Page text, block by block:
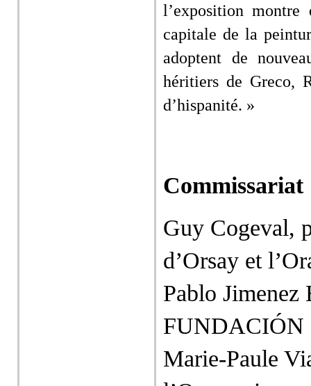
l’exposition montre
capitale de la
adoptent de
héritiers de Greco,
d’hispanité. »
Commissariat
Guy Cogeval,
d’Orsay et
Pablo
FUNDACIÓN
Marie-Paule